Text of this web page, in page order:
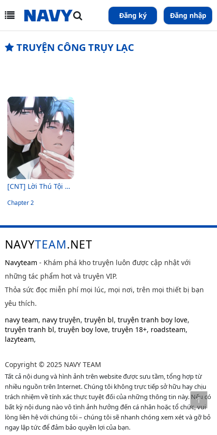
Đăng ký Đăng nhập
TRUYỆN CÔNG TRỤY LẠC
[CNT] Lời Thú Tội Cấm Kị
Chapter 2
NAVYTEAM.NET
Navyteam - Khám phá kho truyện luôn được cập nhật với
những tác phẩm hot và truyện VIP.
Thỏa sức đọc miễn phí mọi lúc, mọi nơi, trên mọi thiết bị bạn
yêu thích.
navy team, navy truyện, truyện bl, truyện tranh boy love,
truyện tranh bl, truyện boy love, truyện 18+, roadsteam,
lazyteam,
Copyright © 2025 NAVY TEAM
Tất cả nội dung và hình ảnh trên website được sưu tầm, tổng hợp từ
nhiều nguồn trên Internet. Chúng tôi không trực tiếp sở hữu hay chịu
trách nhiệm về tính xác thực tuyệt đối của những thông tin này. Nếu có
bất kỳ nội dung nào vô tình ảnh hưởng đến cá nhân hoặc tổ chức, vui
lòng liên hệ với chúng tôi – chúng tôi sẽ nhanh chóng xem xét và gỡ bỏ
ngay lập tức để đảm bảo quyền lợi của bạn.